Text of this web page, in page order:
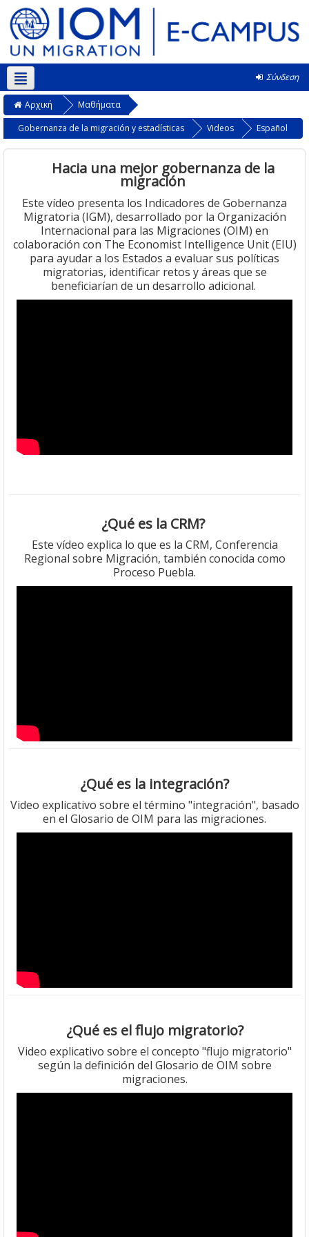
Σύνδεση
Ελληνικά ‎(el)‎
Αρχική
Μαθήματα
Gobernanza de la migración y estadísticas
Videos Español
Hacia una mejor gobernanza de la
migración
Este vídeo presenta los Indicadores de Gobernanza
Migratoria (IGM), desarrollado por la Organización
Internacional para las Migraciones (OIM) en
colaboración con The Economist Intelligence Unit (EIU)
para ayudar a los Estados a evaluar sus políticas
migratorias, identificar retos y áreas que se
beneficiarían de un desarrollo adicional.
¿Qué es la CRM?
Este vídeo explica lo que es la CRM, Conferencia
Regional sobre Migración, también conocida como
Proceso Puebla.
¿Qué es la integración?
Video explicativo sobre el término "integración", basado
en el Glosario de OIM para las migraciones.
¿Qué es el flujo migratorio?
Video explicativo sobre el concepto "flujo migratorio"
según la definición del Glosario de OIM sobre
migraciones.